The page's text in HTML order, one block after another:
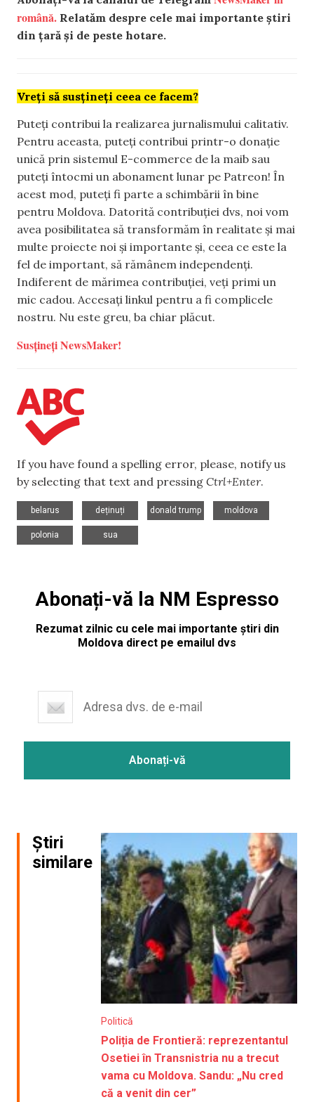
română. Relatăm despre cele mai importante știri
din țară și de peste hotare.
Vreți să susțineți ceea ce facem?
Puteți contribui la realizarea jurnalismului calitativ.
Pentru aceasta, puteți contribui printr-o donație
unică prin sistemul E-commerce de la maib sau
puteți întocmi un abonament lunar pe Patreon! În
acest mod, puteți fi parte a schimbării în bine
pentru Moldova. Datorită contribuției dvs, noi vom
avea posibilitatea să transformăm în realitate și mai
multe proiecte noi și importante și, ceea ce este la
fel de important, să rămânem independenți.
Indiferent de mărimea contribuției, veți primi un
mic cadou. Accesați linkul pentru a fi complicele
nostru. Nu este greu, ba chiar plăcut.
Susțineți NewsMaker!
If you have found a spelling error, please, notify us
by selecting that text and pressing Ctrl+Enter.
belarus
deținuți
donald trump
moldova
polonia
sua
Abonați-vă la NM Espresso
Rezumat zilnic cu cele mai importante știri din
Moldova direct pe emailul dvs
Știri
similare
Politică
Poliția de Frontieră: reprezentantul
Osetiei în Transnistria nu a trecut
vama cu Moldova. Sandu: „Nu cred
că a venit din cer”